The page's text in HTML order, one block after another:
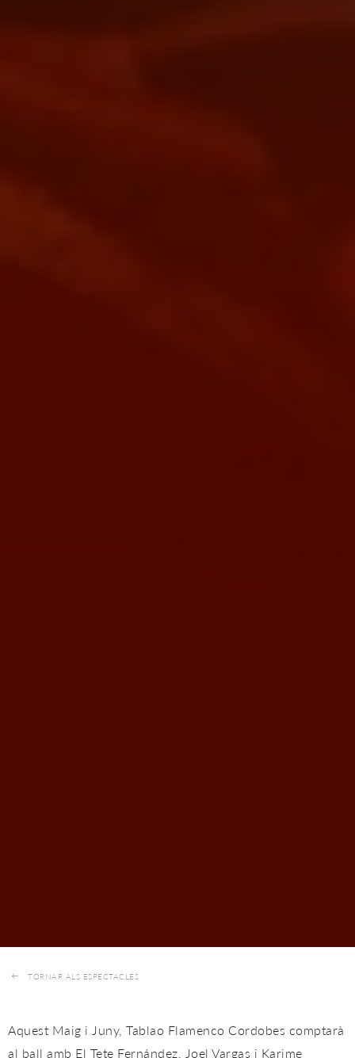
TORNAR ALS ESPECTACLES
Aquest Maig i Juny, Tablao Flamenco Cordobes comptarà
al ball amb El Tete Fernández, Joel Vargas i Karime